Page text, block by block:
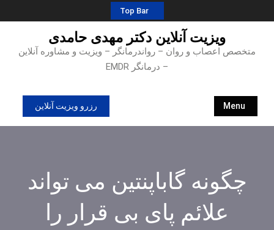
to
Top Bar
ویزیت آنلاین دکتر مهدی حامدی
متخصص اعصاب و روان – رواندرمانگر – ویزیت و مشاوره آنلاین
– درمانگر EMDR
Menu رزرو ویزیت آنلاین
چگونه گاباپنتین می تواند
علائم پای بی قرار را